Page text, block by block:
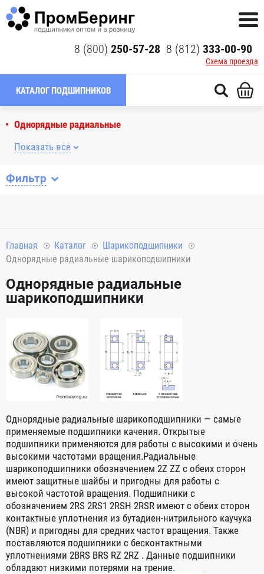
8 (800) 250-57-28 8 (812) 333-00-90
Схема проезда
КАТАЛОГ ПОДШИПНИКОВ
Однорядные радиальные
Показать все
Фильтр
Главная Каталог
Шарикоподшипники
Однорядные радиальные шарикоподшипники
Однорядные радиальные
шарикоподшипники
Однорядные радиальные шарикоподшипники — самые
применяемые подшипники качения. Открытые
подшипники применяются для работы с высокими и очень
высокими частотами вращения.Радиальные
шарикоподшипники обозначением 2Z ZZ с обеих сторон
имеют защитные шайбы и пригодны для работы с
высокой частотой вращения. Подшипники с
обозначением 2RS 2RS1 2RSH 2RSR имеют с обеих сторон
контактные уплотнения из бутадиен-нитрильного каучука
(NBR) и пригодны для средних частот вращения. Также
поставляются подшипники с бесконтактными
уплотнениями 2BRS BRS RZ 2RZ . Данные подшипники
обладают низкими потерями на трение.